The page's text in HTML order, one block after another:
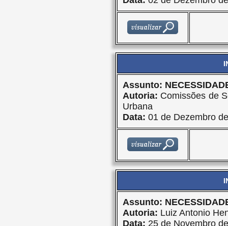
Assunto:
Autoria: Comissões de
Urbana
Data: 01 de Dezembro
Assunto:
Autoria: Luiz Antonio
Data: 25 de Novembro